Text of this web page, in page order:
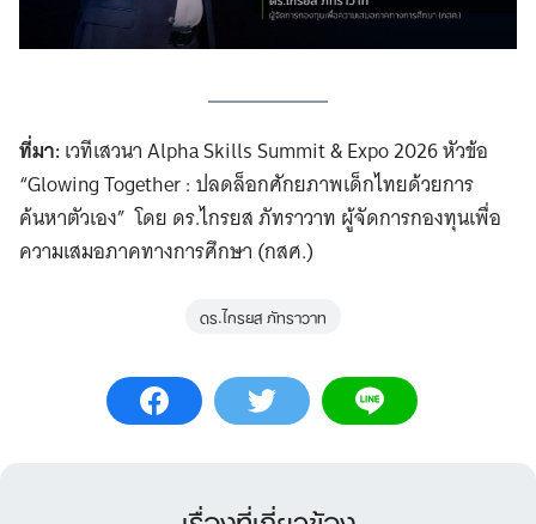
ที่มา:เวทีเสวนา Alpha Skills Summit & Expo 2026 หัวข้อ
“Glowing Together : ปลดล็อกศักยภาพเด็กไทยด้วยการ
ค้นหาตัวเอง” โดย ดร.ไกรยส ภัทราวาท ผู้จัดการกองทุนเพื่อ
ความเสมอภาคทางการศึกษา (กสศ.)
ดร.ไกรยส ภัทราวาท